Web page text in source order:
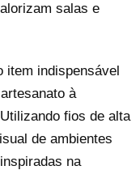
salas e
item indispensável
à
fios de alta
de ambientes
na